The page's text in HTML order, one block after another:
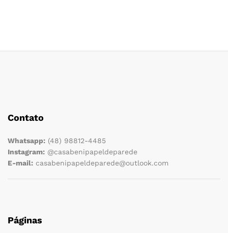
Contato
Whatsapp: (48) 98812-4485
Instagram: @casabenipapeldeparede
E-mail: casabenipapeldeparede@outlook.com
Páginas